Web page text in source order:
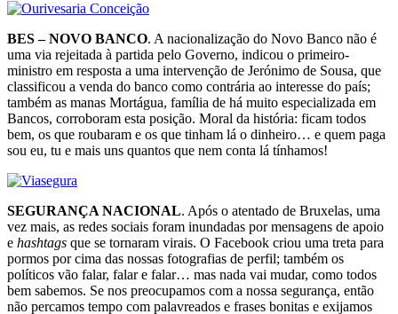
BES – NOVO BANCO. A nacionalização do Novo Banco não é
uma via rejeitada à partida pelo Governo, indicou o primeiro-
ministro em resposta a uma intervenção de Jerónimo de Sousa, que
classificou a venda do banco como contrária ao interesse do país;
também as manas Mortágua, família de há muito especializada em
Bancos, corroboram esta posição. Moral da história: ficam todos
bem, os que roubaram e os que tinham lá o dinheiro… e quem paga
sou eu, tu e mais uns quantos que nem conta lá tínhamos!
SEGURANÇA NACIONAL. Após o atentado de Bruxelas, uma
vez mais, as redes sociais foram inundadas por mensagens de apoio
e hashtags que se tornaram virais. O Facebook criou uma treta para
pormos por cima das nossas fotografias de perfil; também os
políticos vão falar, falar e falar… mas nada vai mudar, como todos
bem sabemos. Se nos preocupamos com a nossa segurança, então
não percamos tempo com palavreados e frases bonitas e exijamos